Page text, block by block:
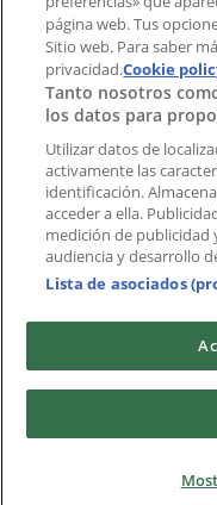
Marcas
Marcas locales
Negocios
Negocios
Productos
Productos locales
Ciudades
Descargar la APP
Copyright © Tiendeo ®
Términos y
página web. Tus
Sitio web. Para saber
privacidad.Cookie
Tanto nosotros
los datos para
Utilizar datos de
activamente las
identificación.
acceder a ella.
medición de publicidad
audiencia y desarrollo
Lista de asociados